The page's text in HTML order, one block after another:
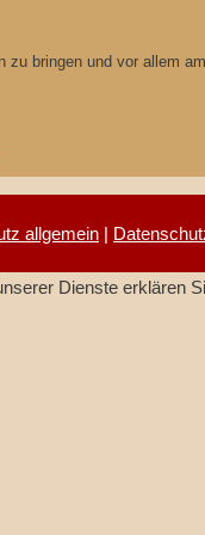
bringen und vor allem
allgemein |
Dienste erklären